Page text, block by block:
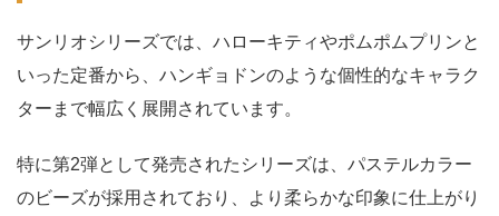
サンリオシリーズでは、ハローキティやポムポムプリンと
いった定番から、ハンギョドンのような個性的なキャラク
ターまで幅広く展開されています。
特に第2弾として発売されたシリーズは、パステルカラー
のビーズが採用されており、より柔らかな印象に仕上がり